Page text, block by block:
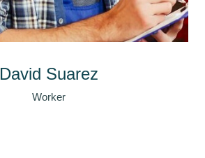
David Suarez
Worker